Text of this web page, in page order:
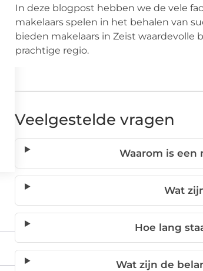
In deze blogpost hebben we de vele
makelaars spelen in het behalen van
bieden makelaars in Zeist waardevolle
prachtige regio.
Veelgestelde vragen
Waarom is een
Wat
Hoe lang
Wat zijn de